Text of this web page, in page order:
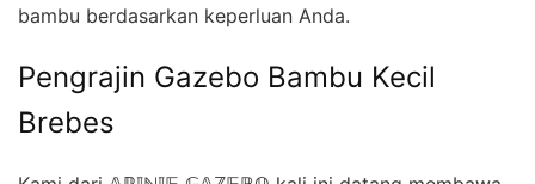
bambu berdasarkan keperluan Anda.
Pengrajin Gazebo Bambu Kecil
Brebes